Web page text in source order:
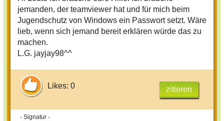
jemanden, der teamviewer hat und für mich beim
Jugendschutz von Windows ein Passwort setzt. Wäre
lieb, wenn sich jemand bereit erklären würde das zu
machen.
L.G. jayjay98^^
Likes: 0 zitieren
- Signatur -